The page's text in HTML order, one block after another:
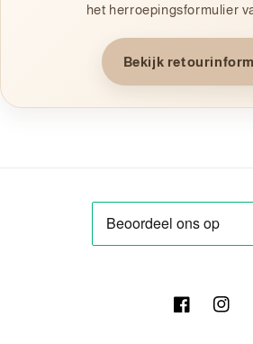
het herroepingsformulier
Bekijk
Facebook